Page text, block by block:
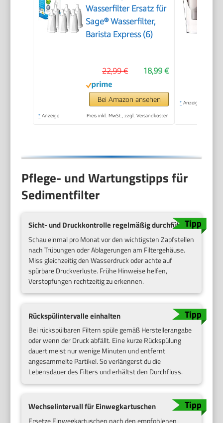
Wasserfilter Ersatz für
Sage® Wasserfilter,
Barista Express (6)
18,99 €
22,99 €
Bei Amazon ansehen
* Anzeige Preis inkl. MwSt., zzgl. Versandkosten
* Anzeige
Pflege- und Wartungstipps für
Sedimentfilter
Sicht- und Druckkontrolle regelmäßig durchführen
Schau einmal pro Monat vor den wichtigsten Zapfstellen
nach Trübungen oder Ablagerungen am Filtergehäuse.
Miss gleichzeitig den Wasserdruck oder achte auf
spürbare Druckverluste. Frühe Hinweise helfen,
Verstopfungen rechtzeitig zu erkennen.
Rückspülintervalle einhalten
Bei rückspülbaren Filtern spüle gemäß Herstellerangabe
oder wenn der Druck abfällt. Eine kurze Rückspülung
dauert meist nur wenige Minuten und entfernt
angesammelte Partikel. So verlängerst du die
Lebensdauer des Filters und erhältst den Durchfluss.
Wechselintervall für Einwegkartuschen
Ersetze Einwegkartuschen nach den empfohlenen